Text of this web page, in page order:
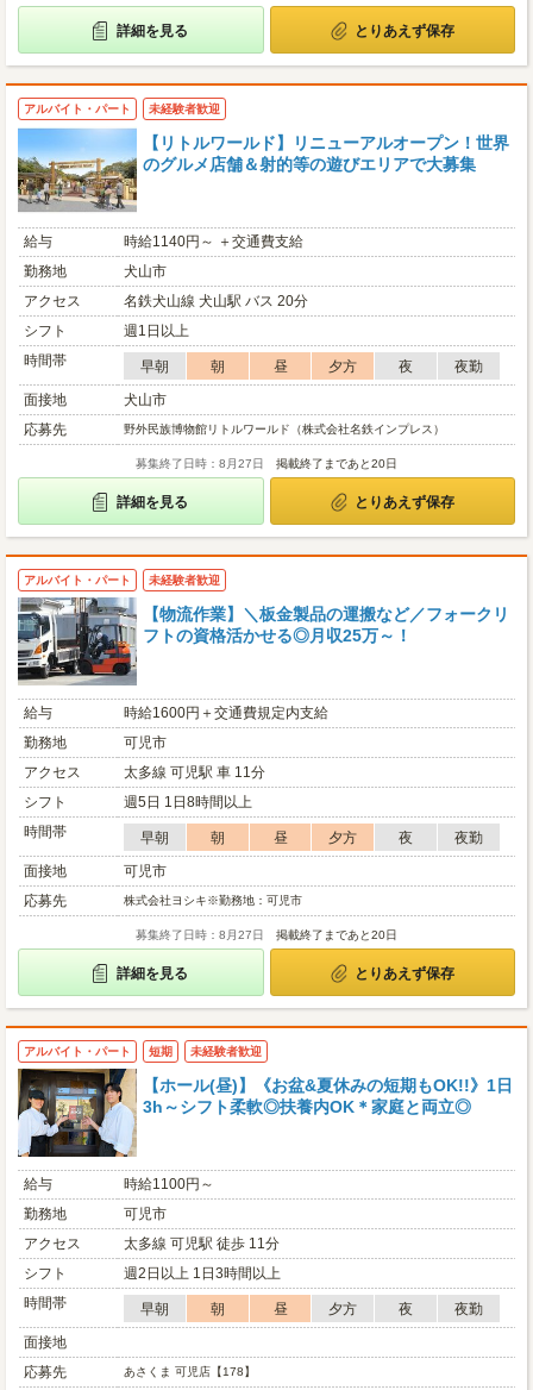
詳細を見る とりあえず保存
アルバイト・パート 未経験者歓迎
【リトルワールド】リニューアルオープン！世界
のグルメ店舗＆射的等の遊びエリアで大募集
給与
時給1140円～ ＋交通費支給
勤務地
犬山市
アクセス
名鉄犬山線 犬山駅 バス 20分
シフト
週1日以上
時間帯
早朝 朝 昼 夕方 夜
夜勤
面接地
犬山市
応募先
野外民族博物館リトルワールド（株式会社名鉄インプレス）
募集終了日時：8月27日 掲載終了まであと20日
詳細を見る とりあえず保存
アルバイト・パート 未経験者歓迎
【物流作業】＼板金製品の運搬など／フォークリ
フトの資格活かせる◎月収25万～！
給与
時給1600円＋交通費規定内支給
勤務地
可児市
アクセス
太多線 可児駅 車 11分
シフト
週5日 1日8時間以上
時間帯
早朝 朝 昼 夕方 夜
夜勤
面接地
可児市
応募先
株式会社ヨシキ※勤務地：可児市
募集終了日時：8月27日 掲載終了まであと20日
詳細を見る とりあえず保存
アルバイト・パート 短期 未経験者歓迎
【ホール(昼)】《お盆&夏休みの短期もOK!!》1日
3h～シフト柔軟◎扶養内OK＊家庭と両立◎
給与
時給1100円～
勤務地
可児市
アクセス
太多線 可児駅 徒歩 11分
シフト
週2日以上 1日3時間以上
時間帯
早朝 朝 昼 夕方 夜
夜勤
面接地
応募先
あさくま 可児店【178】